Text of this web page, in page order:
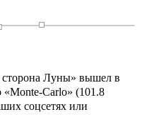
Луны» вышел в
«Monte-Carlo» (101.8
соцсетях или